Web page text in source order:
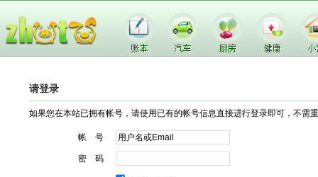
请登录
如果您在本站已拥有帐号，请使用已有的帐号信息直接进行登录即可，不需
帐 号
密 码